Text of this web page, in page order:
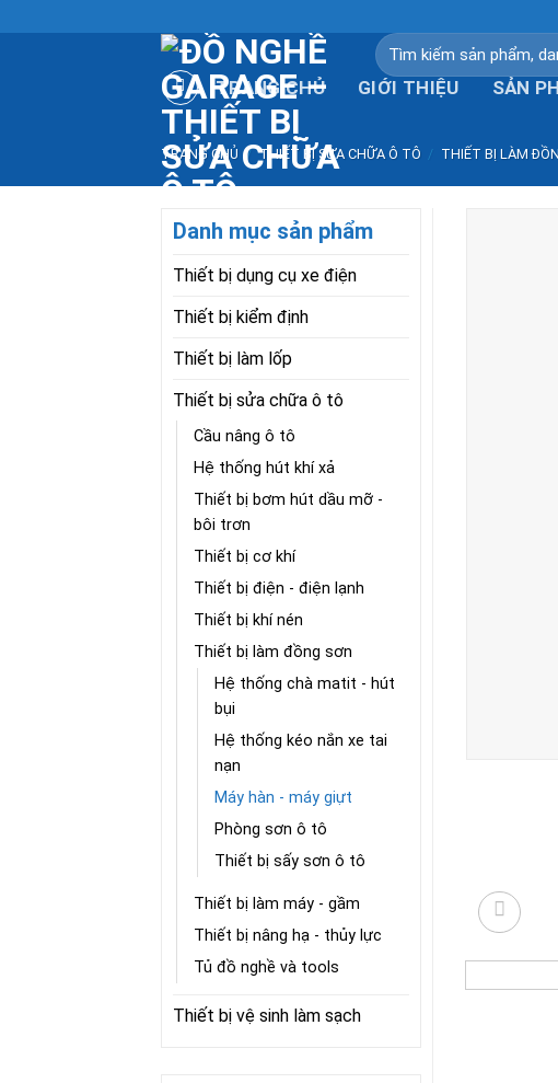
to
Tìm
kiếm:
TRANG CHỦ GIỚI THIỆU SẢN
TRANG CHỦ / THIẾT BỊ SỬA CHỮA Ô TÔ / THIẾT BỊ LÀM
Danh mục sản phẩm
Thiết bị dụng cụ xe điện
Thiết bị kiểm định
Thiết bị làm lốp
Thiết bị sửa chữa ô tô
Cầu nâng ô tô
Hệ thống hút khí xả
Thiết bị bơm hút dầu mỡ -
bôi trơn
Thiết bị cơ khí
Thiết bị điện - điện lạnh
Thiết bị khí nén
Thiết bị làm đồng sơn
Hệ thống chà matit - hút
bụi
Hệ thống kéo nắn xe tai
nạn
Máy hàn - máy giựt
Phòng sơn ô tô
Thiết bị sấy sơn ô tô
Thiết bị làm máy - gầm
Thiết bị nâng hạ - thủy lực
Tủ đồ nghề và tools
Thiết bị vệ sinh làm sạch